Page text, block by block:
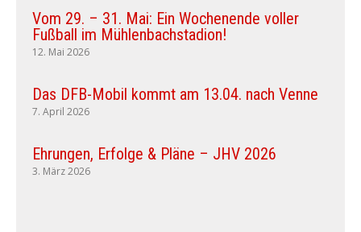
Vom 29. – 31. Mai: Ein Wochenende voller
Fußball im Mühlenbachstadion!
12. Mai 2026
Das DFB-Mobil kommt am 13.04. nach Venne
7. April 2026
Ehrungen, Erfolge & Pläne – JHV 2026
3. März 2026